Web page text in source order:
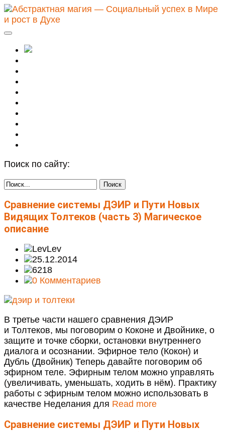
Поиск по сайту:
Сравнение системы ДЭИР и Пути Новых
Видящих Толтеков (часть 3) Магическое
описание
Lev
25.12.2014
6218
0 Комментариев
В третье части нашего сравнения ДЭИР
и Толтеков, мы поговорим о Коконе и Двойнике, о
защите и точке сборки, остановки внутреннего
диалога и осознании. Эфирное тело (Кокон) и
Дубль (Двойник) Теперь давайте поговорим об
эфирном теле. Эфирным телом можно управлять
(увеличивать, уменьшать, ходить в нём). Практику
работы с эфирным телом можно использовать в
качестве Неделания для Read more
Сравнение системы ДЭИР и Пути Новых